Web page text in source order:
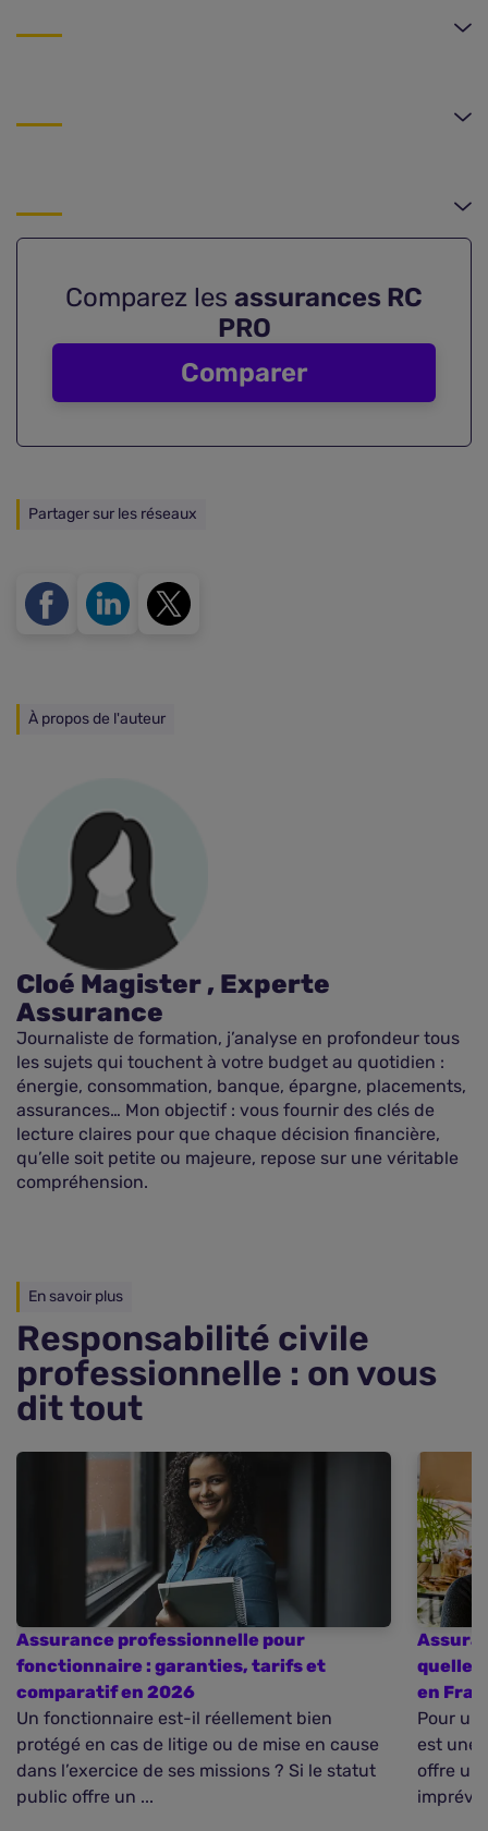
Comparez les assurances RC
PRO
Comparer
Partager sur les réseaux
À propos de l'auteur
Cloé Magister , Experte
Assurance
Journaliste de formation, j’analyse en profondeur tous
les sujets qui touchent à votre budget au quotidien :
énergie, consommation, banque, épargne, placements,
assurances… Mon objectif : vous fournir des clés de
lecture claires pour que chaque décision financière,
qu’elle soit petite ou majeure, repose sur une véritable
compréhension.
En savoir plus
Responsabilité civile
professionnelle : on vous
dit tout
Assurance professionnelle pour
fonctionnaire : garanties, tarifs et
comparatif en 2026
Un fonctionnaire est-il réellement bien
protégé en cas de litige ou de mise en cause
dans l’exercice de ses missions ? Si le statut
public offre un ...
quelles
en
Pour
est une
offre